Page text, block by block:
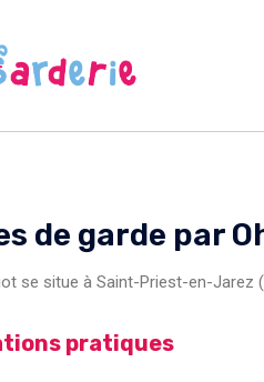
de garde par
se situe à Saint-Priest-en-Jarez
pratiques